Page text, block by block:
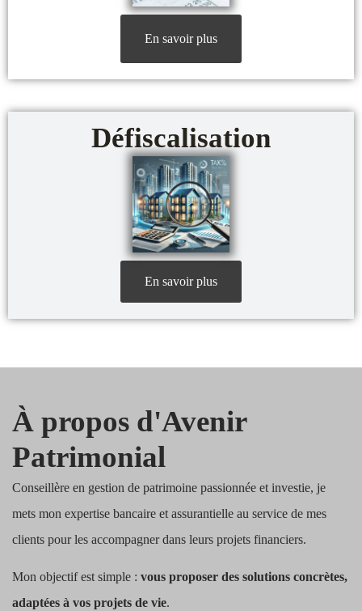
En savoir plus
En savoir plus
Défiscalisation
À propos d'Avenir
Patrimonial
Conseillère en gestion de patrimoine passionnée et investie, je
mets mon expertise bancaire et assurantielle au service de mes
clients pour les accompagner dans leurs projets financiers.
Mon objectif est simple : vous proposer des solutions concrètes,
adaptées à vos projets de vie.